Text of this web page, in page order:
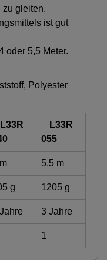
zu gleiten.
ist gut
oder 5,5 Meter.
Polyester
L33R
L33R
055
5,5 m
g 1205 g
3 Jahre
1